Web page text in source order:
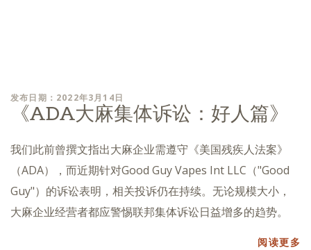
发布日期：2022年3月14日
《ADA大麻集体诉讼：好人篇》
我们此前曾撰文指出大麻企业需遵守《美国残疾人法案》
（ADA），而近期针对Good Guy Vapes Int LLC（"Good
Guy"）的诉讼表明，相关投诉仍在持续。无论规模大小，
大麻企业经营者都应警惕联邦集体诉讼日益增多的趋势。
阅读更多